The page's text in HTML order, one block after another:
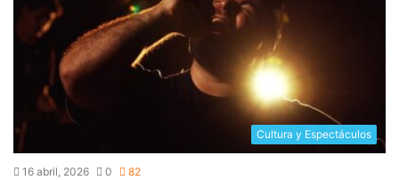
Cultura y Espectáculos
16 abril, 2026 0 82